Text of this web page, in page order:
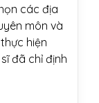
các địa
môn và
hiện
đã chỉ định